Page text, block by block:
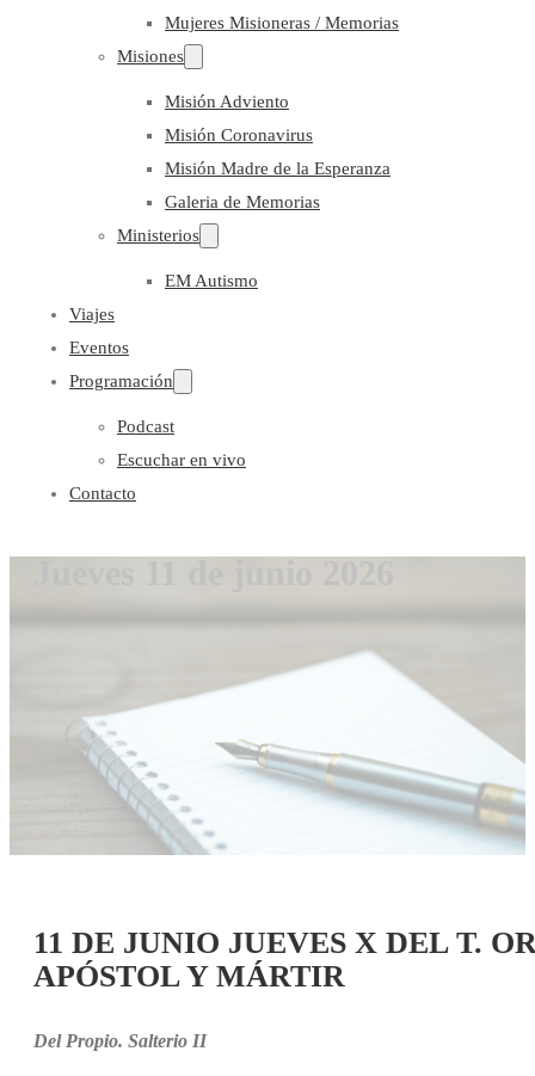
Mujeres Misioneras / Memorias
Misiones
Misión Adviento
Misión Coronavirus
Misión Madre de la Esperanza
Galeria de Memorias
Ministerios
EM Autismo
Viajes
Eventos
Programación
Podcast
Escuchar en vivo
Contacto
11 DE JUNIO JUEVES X DEL T.
APÓSTOL Y MÁRTIR
Del Propio. Salterio II